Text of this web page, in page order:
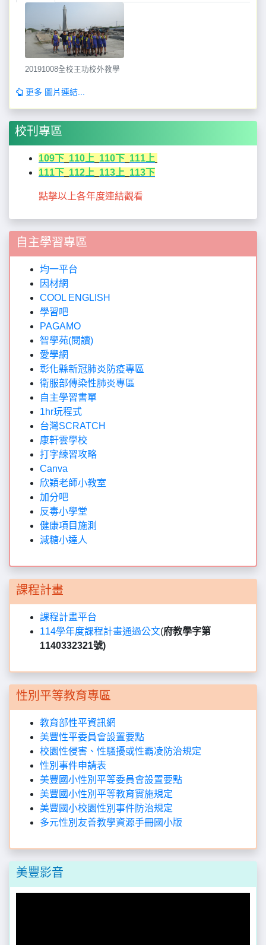
20191008全校王功校外教學
更多 圖片連結...
校刊專區
109下 110上 110下 111上
111下 112上 113上 113下
點擊以上各年度連結觀看
自主學習專區
均一平台
因材網
COOL ENGLISH
學習吧
PAGAMO
智學苑(閱讀)
愛學網
彰化縣新冠肺炎防疫專區
衛服部傳染性肺炎專區
自主學習書單
1hr玩程式
台灣SCRATCH
康軒雲學校
打字練習攻略
Canva
欣穎老師小教室
加分吧
反毒小學堂
健康項目施測
減糖小達人
課程計畫
課程計畫平台
114學年度課程計畫通過公文(府教學字第
1140332321號)
性別平等教育專區
教育部性平資訊網
美豐性平委員會設置要點
校園性侵害、性騷擾或性霸凌防治規定
性別事件申請表
美豐國小性別平等委員會設置要點
美豐國小性別平等教育實施規定
美豐國小校園性別事件防治規定
多元性別友善教學資源手冊國小版
美豐影音